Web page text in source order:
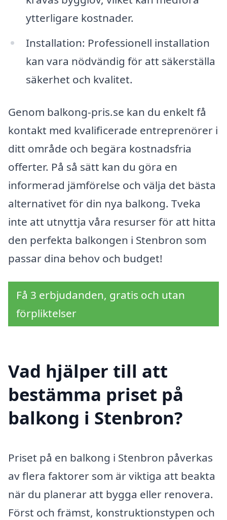
ytterligare kostnader.
Installation: Professionell installation
kan vara nödvändig för att säkerställa
säkerhet och kvalitet.
Genom balkong-pris.se kan du enkelt få
kontakt med kvalificerade entreprenörer i
ditt område och begära kostnadsfria
offerter. På så sätt kan du göra en
informerad jämförelse och välja det bästa
alternativet för din nya balkong. Tveka
inte att utnyttja våra resurser för att hitta
den perfekta balkongen i Stenbron som
passar dina behov och budget!
Få 3 erbjudanden, gratis och utan
förpliktelser
Vad hjälper till att
bestämma priset på
balkong i Stenbron?
Priset på en balkong i Stenbron påverkas
av flera faktorer som är viktiga att beakta
när du planerar att bygga eller renovera.
Först och främst, konstruktionstypen och